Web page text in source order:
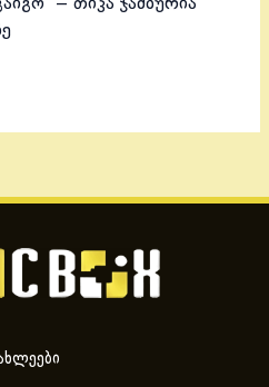
– თიკა ჯამბურია